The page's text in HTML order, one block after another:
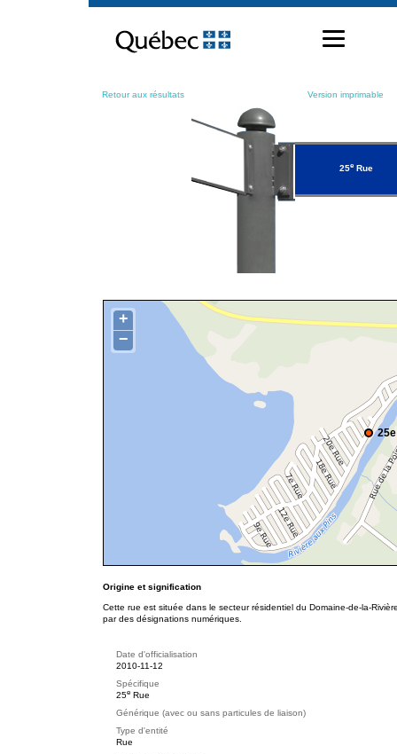
contenu
Retour aux résultats Version imprimable
25eRue
+
−
Origine et signification
Cette rue est située dans le secteur résidentiel du Domaine-de-la-
par des désignations numériques.
Date d'officialisation
2010-11-12
Spécifique
25e Rue
Générique (avec ou sans particules de liaison)
Type d'entité
Rue